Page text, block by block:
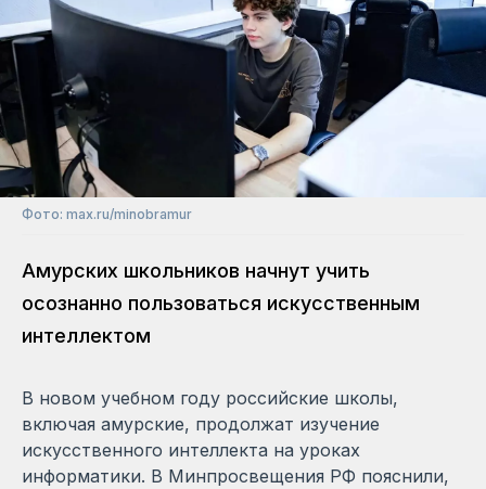
Фото: max.ru/minobramur
Амурских школьников начнут учить
осознанно пользоваться искусственным
интеллектом
В новом учебном году российские школы,
включая амурские, продолжат изучение
искусственного интеллекта на уроках
информатики. В Минпросвещения РФ пояснили,